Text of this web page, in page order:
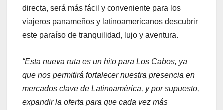
directa, será más fácil y conveniente para los
viajeros panameños y latinoamericanos descubrir
este paraíso de tranquilidad, lujo y aventura.
“Esta nueva ruta es un hito para Los Cabos, ya
que nos permitirá fortalecer nuestra presencia en
mercados clave de Latinoamérica, y por supuesto,
expandir la oferta para que cada vez más